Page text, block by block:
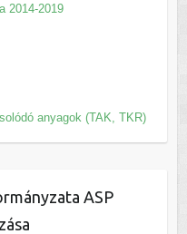
2014-2019
anyagok (TAK, TKR)
ASP